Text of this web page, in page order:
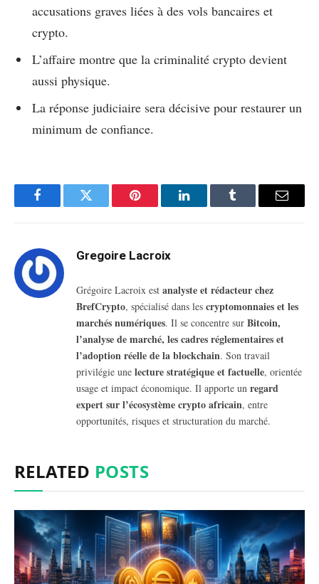
accusations graves liées à des vols bancaires et
crypto.
L’affaire montre que la criminalité crypto devient
aussi physique.
La réponse judiciaire sera décisive pour restaurer un
minimum de confiance.
FacebookTwitter Pinterest LinkedInTumblr Email
Gregoire Lacroix
Grégoire Lacroix est analyste et rédacteur chez
BrefCrypto, spécialisé dans les cryptomonnaies et les
marchés numériques. Il se concentre sur Bitcoin,
l’analyse de marché, les cadres réglementaires et
l’adoption réelle de la blockchain. Son travail
privilégie une lecture stratégique et factuelle, orientée
usage et impact économique. Il apporte un regard
expert sur l’écosystème crypto africain, entre
opportunités, risques et structuration du marché.
RELATED POSTS